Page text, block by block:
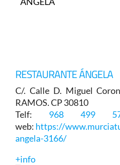
RESTAURANTE ÁNGELA
C/. Calle D. Miguel
RAMOS. CP 30810
Telf: 968 499
web: https://
angela-3166/
+info